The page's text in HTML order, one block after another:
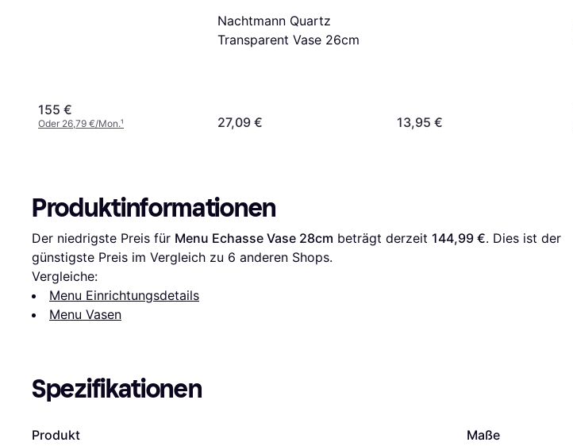
155 €
Oder 26,79 €/Mon.¹
Nachtmann Quartz
Transparent Vase 26cm
27,09 € 13,95 €
Produktinformationen
Der niedrigste Preis für Menu Echasse Vase 28cm beträgt derzeit 144,99 €. Dies ist der
günstigste Preis im Vergleich zu 6 anderen Shops.
Vergleiche:
Menu Einrichtungsdetails
Menu Vasen
Spezifikationen
Produkt Maße